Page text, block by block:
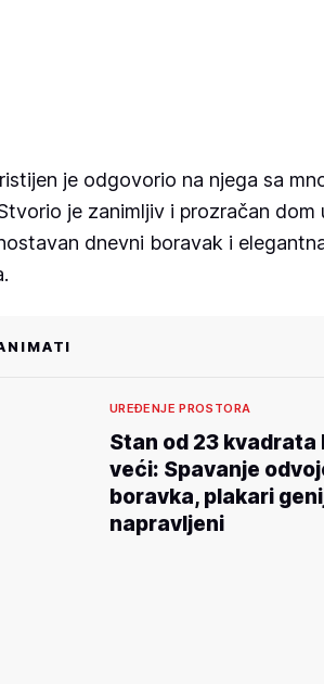
je odgovorio na njega sa
je zanimljiv i prozračan dom
dnevni boravak i
UREĐENJE PROSTORA
Stan od 23 kvadrata
veći: Spavanje
boravka, plakari
napravljeni